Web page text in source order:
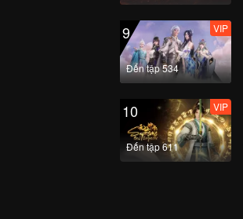
9
Đến tập 534
VIP
10
Đến tập 611
VIP